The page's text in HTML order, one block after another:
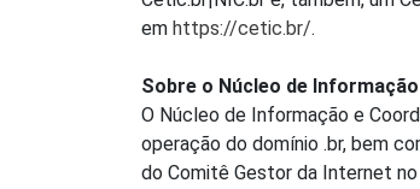
em https://cetic.br/.
Sobre o Núcleo de
O Núcleo de Informação e
operação do domínio .br, bem
do Comitê Gestor da Internet